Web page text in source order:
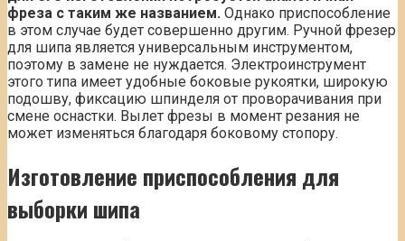
фреза с таким же названием. Однако приспособление
в этом случае будет совершенно другим. Ручной фрезер
для шипа является универсальным инструментом,
поэтому в замене не нуждается. Электроинструмент
этого типа имеет удобные боковые рукоятки, широкую
подошву, фиксацию шпинделя от проворачивания при
смене оснастки. Вылет фрезы в момент резания не
может изменяться благодаря боковому стопору.
Изготовление приспособления для
выборки шипа